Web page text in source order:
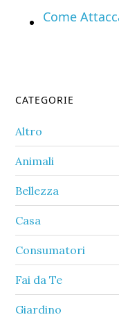
Come
Primary
Sidebar
CATEGORIE
Altro
Animali
Bellezza
Casa
Consumatori
Fai da Te
Giardino